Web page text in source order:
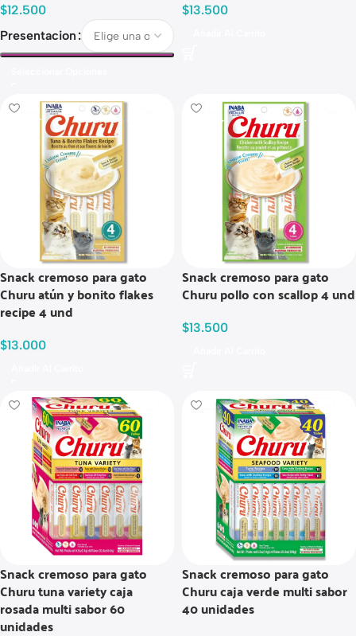
$12.500
Presentacion
$13.500
Snack cremoso para gato
Churu atún y bonito flakes
recipe 4 und
$13.000
Snack cremoso para gato
Churu pollo con scallop 4 und
$13.500
Snack cremoso para gato
Churu tuna variety caja
rosada multi sabor 60
unidades
Snack cremoso para gato
Churu caja verde multi sabor
40 unidades